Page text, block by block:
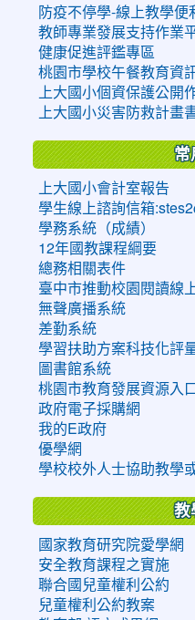
防疫不停學-線上教學便
教師專業發展支持作業
健康促進評鑑專區
桃園市學校午餐教育資
上大國小個資保護公開
上大國小災害防救計畫
常
上大國小會計室報告
學生線上諮詢信箱
學務系統（成績）
12年國教課程綱要
總務相關表件
臺中市推動校園閱讀線
無聲廣播系統
差勤系統
學習扶助方案科技化評
圖書館系統
桃園市教育發展資源入
政府電子採購網
我的E政府
優學網
學校校外人士協助教學
教
國家教育研究院愛學網
安全教育課程之實施
聯合國兒童權利公約
兒童權利公約教案